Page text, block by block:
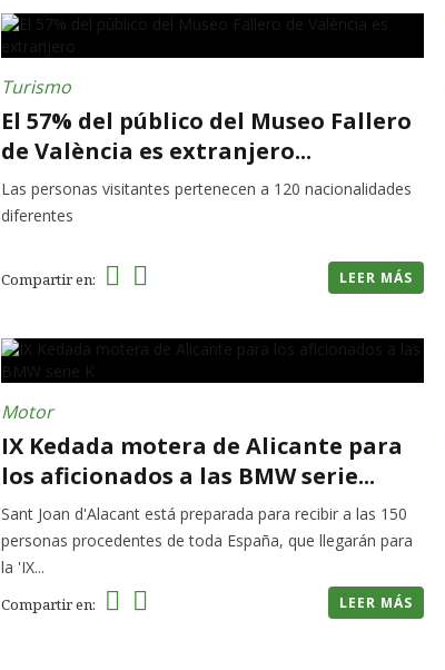
Turismo
El 57% del público del Museo Fallero
de València es extranjero...
Las personas visitantes pertenecen a 120 nacionalidades
diferentes
Compartir en: LEER MÁS
Motor
IX Kedada motera de Alicante para
los aficionados a las BMW serie...
Sant Joan d'Alacant está preparada para recibir a las 150
personas procedentes de toda España, que llegarán para
la 'IX...
Compartir en: LEER MÁS